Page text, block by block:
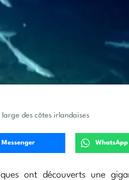
des côtes irlandaises
Messenger WhatsApp
ont découverts une